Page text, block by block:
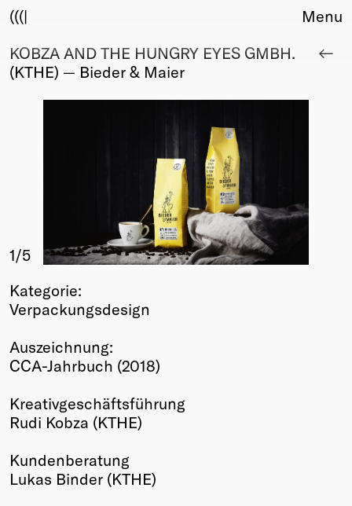
(((|
About
Club
Membership
Members
Young Creatives
Winners
Past
Annual
Menu
KOBZA AND THE HUNGRY EYES GMBH.
(KTHE) — Bieder & Maier
1/5
Kategorie:
Verpackungsdesign
Auszeichnung:
CCA-Jahrbuch (2018)
Kreativgeschäftsführung
Rudi Kobza (KTHE)
Kundenberatung
Lukas Binder (KTHE)